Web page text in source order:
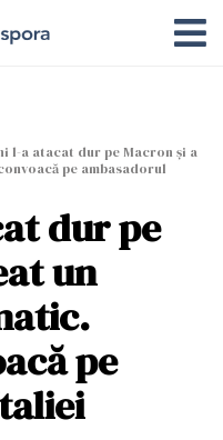
l-a atacat dur pe Macron și a
pe ambasadorul
dur pe
un
pe